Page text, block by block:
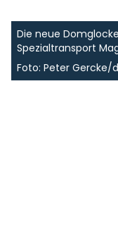
Die neue
Spezialtransport
Foto: Peter Gercke/